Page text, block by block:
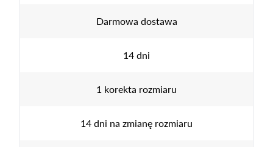
Darmowa dostawa
14 dni
1 korekta rozmiaru
14 dni na zmianę rozmiaru